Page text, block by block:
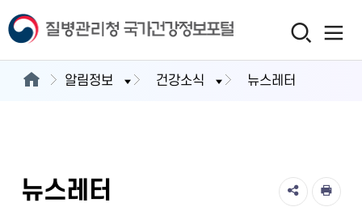
알림정보 건강소식 뉴스레터
뉴스레터